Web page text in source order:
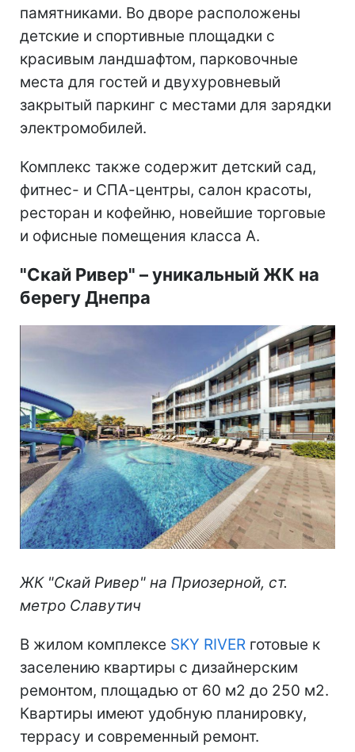
памятниками. Во дворе расположены
детские и спортивные площадки с
красивым ландшафтом, парковочные
места для гостей и двухуровневый
закрытый паркинг с местами для зарядки
электромобилей.
Комплекс также содержит детский сад,
фитнес- и СПА-центры, салон красоты,
ресторан и кофейню, новейшие торговые
и офисные помещения класса А.
"Скай Ривер" –уникальный ЖК на
берегу Днепра
ЖК "Скай Ривер" на Приозерной, ст.
метро Славутич
В жилом комплексе SKY RIVER готовые к
заселению квартиры с дизайнерским
ремонтом, площадью от 60 м2 до 250 м2.
Квартиры имеют удобную планировку,
террасу и современный ремонт.